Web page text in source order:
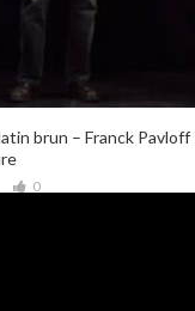
brun – Franck Pavloff
0